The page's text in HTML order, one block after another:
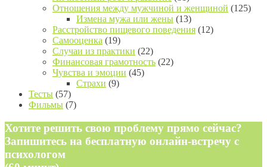
Отношения между мужчиной и женщиной (125)
Измена мужа или жены (13)
Расстройство пищевого поведения (12)
Самооценка (19)
Случаи из практики (22)
Финансовая грамотность (22)
Чувства и эмоции (45)
Страхи (9)
Тесты (57)
Фильмы (7)
Хотите решить свою проблему прямо сейчас?
Запишитесь на бесплатную онлайн-встречу с
психологом